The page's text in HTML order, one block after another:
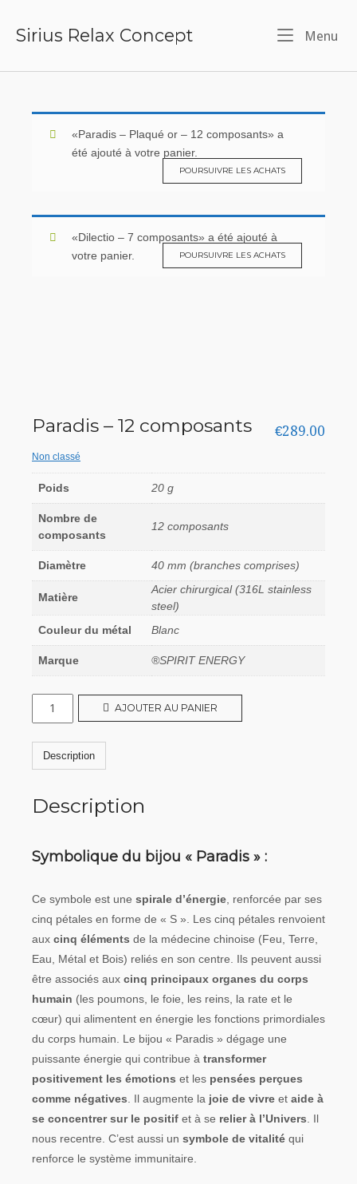
to
Sirius Relax Concept Menu
«Paradis – Plaqué or – 12 composants» a
été ajouté à votre panier.
POURSUIVRE LES ACHATS
«Dilectio – 7 composants» a été ajouté à
votre panier.
POURSUIVRE LES ACHATS
€289.00
Paradis – 12 composants
Non classé
Poids 20 g
Nombre de
composants
12 composants
Diamètre 40 mm (branches comprises)
Matière
Acier chirurgical (316L stainless
steel)
Couleur du métal
Blanc
Marque ®SPIRIT ENERGY
quantité
de
Paradis
composants
AJOUTER AU PANIER
Description
Description
Symbolique du bijou « Paradis » :
Ce symbole est une spirale d’énergie, renforcée par ses
cinq pétales en forme de « S ». Les cinq pétales renvoient
aux cinq éléments de la médecine chinoise (Feu, Terre,
Eau, Métal et Bois) reliés en son centre. Ils peuvent aussi
être associés aux cinq principaux organes du corps
humain (les poumons, le foie, les reins, la rate et le
cœur) qui alimentent en énergie les fonctions primordiales
du corps humain. Le bijou « Paradis » dégage une
puissante énergie qui contribue à transformer
positivement les émotions et les pensées perçues
comme négatives. Il augmente la joie de vivre et aide à
se concentrer sur le positif et à se relier à l’Univers. Il
nous recentre. C’est aussi un symbole de vitalité qui
renforce le système immunitaire.